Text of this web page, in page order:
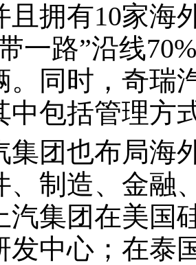
且拥有10家海
一路”沿线
。同时，奇瑞
中包括管理方
团也布局海
、制造、金融
汽集团在美国
发中心；在泰